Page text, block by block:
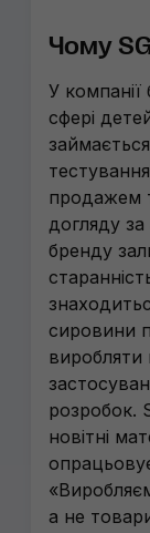
Чому
У компанії
сфері
продажем
догляду
бренду
сировини
виробляти
розробок.
новітні
а не